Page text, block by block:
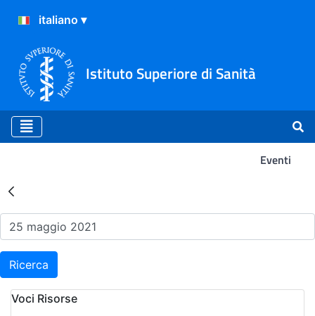
Istituto Superiore di Sanità
Eventi
Risultati della Ricerca -
Ricerca
Voci Risorse